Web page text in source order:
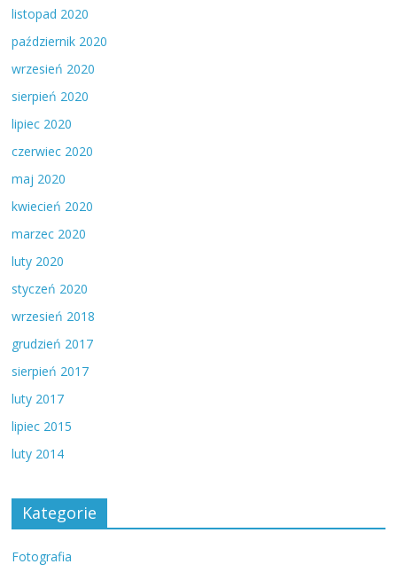
listopad 2020
październik 2020
wrzesień 2020
sierpień 2020
lipiec 2020
czerwiec 2020
maj 2020
kwiecień 2020
marzec 2020
luty 2020
styczeń 2020
wrzesień 2018
grudzień 2017
sierpień 2017
luty 2017
lipiec 2015
luty 2014
Kategorie
Fotografia